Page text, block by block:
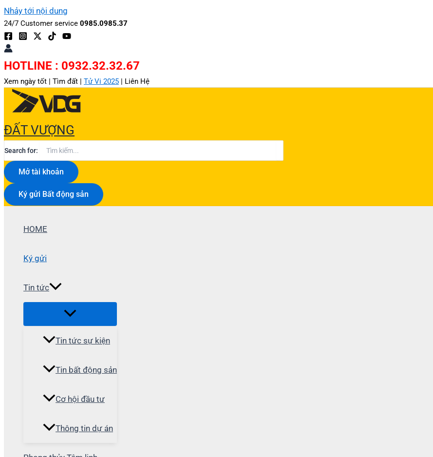
Nhảy tới nội dung
24/7 Customer service 0985.0985.37
HOTLINE : 0932.32.32.67
Xem ngày tốt | Tìm đất | Tử Vi 2025 | Liên Hệ
ĐẤT VƯỢNG
Search for:
Mở tài khoản
Ký gửi Bất động sản
HOME
Ký gửi
Tin tức
Tin tức sự kiện
Tin bất động sản
Cơ hội đầu tư
Thông tin dự án